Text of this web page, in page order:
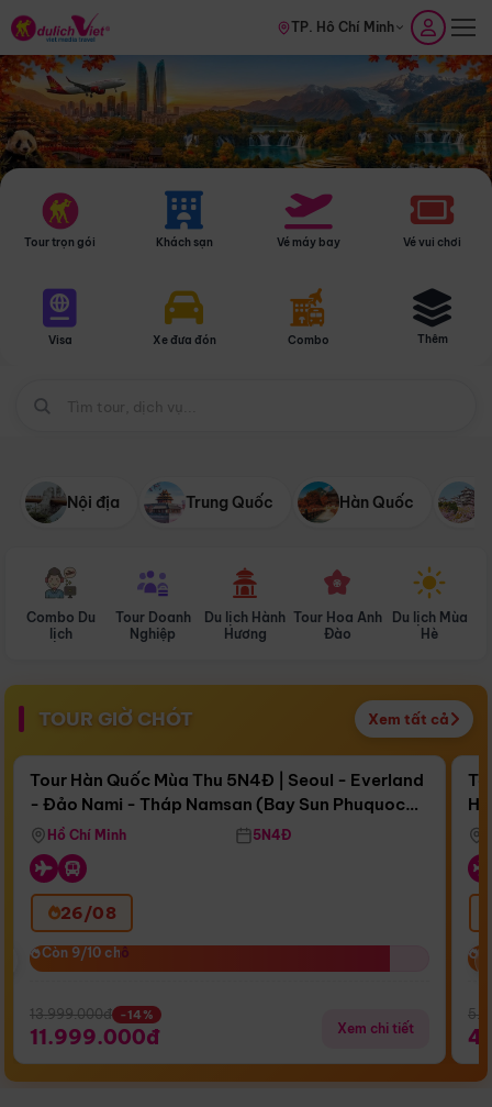
TP. Hồ Chí Minh
Tour trọn gói Khách sạn Vé máy bay Vé vui chơi
Visa Xe đưa đón Combo Thêm
Nội địa Trung Quốc Hàn Quốc
Combo Du
lịch
Tour Doanh
Nghiệp
Du lịch Hành
Hương
Tour Hoa Anh
Đào
Du lịch Mùa
Hè
TOUR GIỜ CHÓT Xem tất cả
Còn16 ngày 08:46:28
Bay Sun Phuquoc Airways
Điểm nổi bật
Tour Hàn Quốc Mùa Thu 5N4Đ | Seoul - Everland
- Đảo Nami - Tháp Namsan (Bay Sun Phuquoc
Airways)
Hồ Chí Minh 5N4Đ
26/08
Còn 9/10 chỗ
Còn 9/10 chỗ
13.999.000đ -14%
11.999.000đ Xem chi tiết